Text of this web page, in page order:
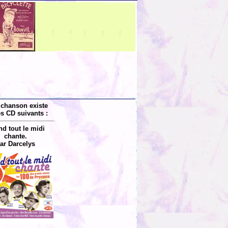
existe
CD suivants :
tout le midi
chante.
Darcelys